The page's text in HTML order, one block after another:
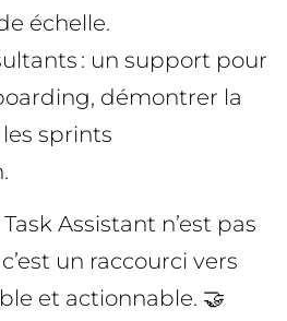
échelle.
: un support pour
démontrer la
sprints
Assistant n’est pas
un raccourci vers
et actionnable. 🤝